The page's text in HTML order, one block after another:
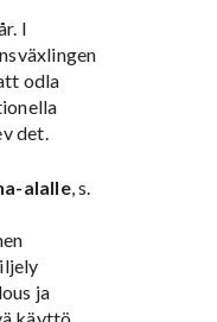
I
odla
det.
alalle, s.
ja